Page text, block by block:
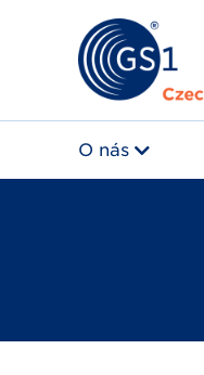
O nás